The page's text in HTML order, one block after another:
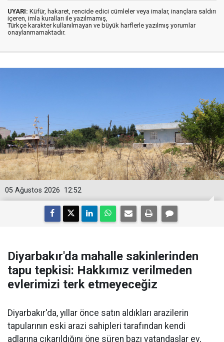
UYARI: Küfür, hakaret, rencide edici cümleler veya imalar, inançlara saldırı
içeren, imla kuralları ile yazılmamış,
Türkçe karakter kullanılmayan ve büyük harflerle yazılmış yorumlar
onaylanmamaktadır.
12:52
05 Ağustos 2026
Diyarbakır'da mahalle sakinlerinden
tapu tepkisi: Hakkımız verilmeden
evlerimizi terk etmeyeceğiz
Diyarbakır'da, yıllar önce satın aldıkları arazilerin
tapularının eski arazi sahipleri tarafından kendi
adlarına çıkarıldığını öne süren bazı vatandaşlar ev,